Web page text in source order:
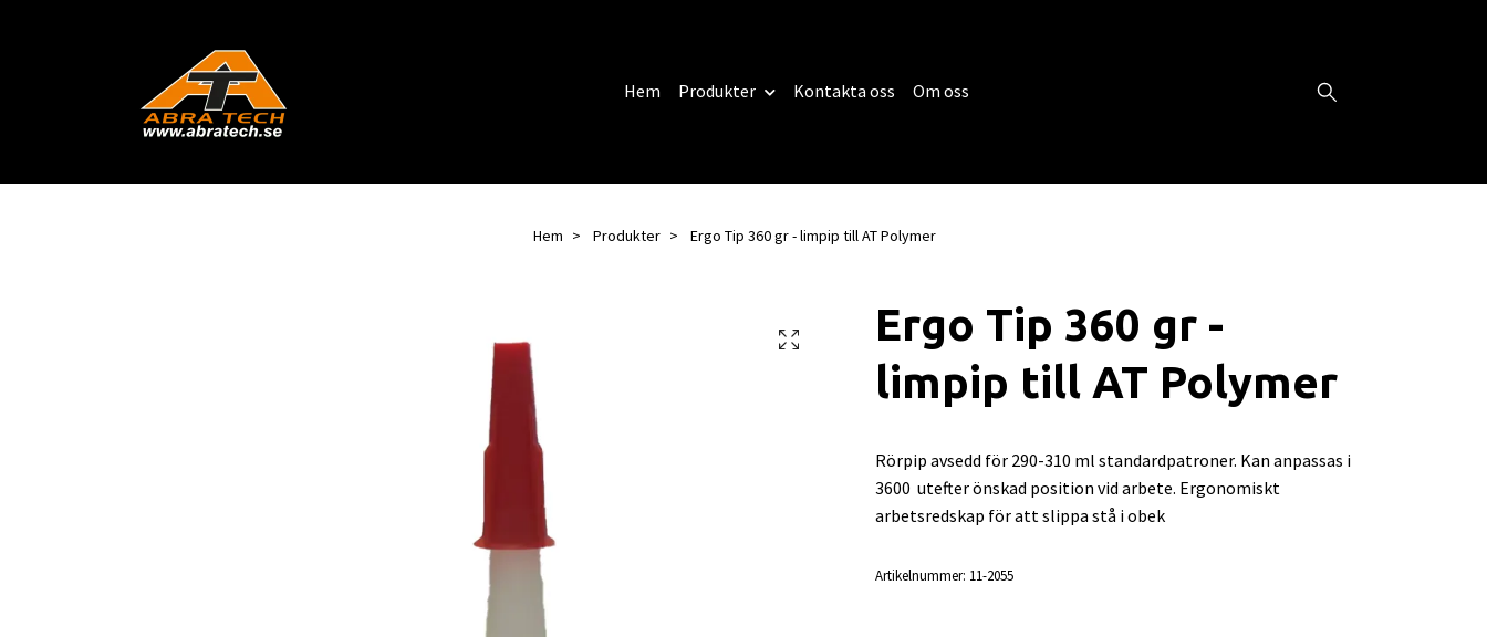
Hem Produkter Kontakta oss Om oss
Hem Produkter Ergo Tip 360 gr - limpip till AT Polymer
Ergo Tip 360 gr -
limpip till AT Polymer
Rörpip avsedd för 290-310 ml standardpatroner. Kan anpassas i
3600 utefter önskad position vid arbete. Ergonomiskt
arbetsredskap för att slippa stå i obek
Artikelnummer: 11-2055